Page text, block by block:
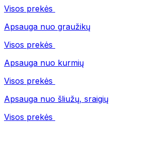
Visos prekės
Apsauga nuo graužikų
Visos prekės
Apsauga nuo kurmių
Visos prekės
Apsauga nuo šliužų, sraigių
Visos prekės